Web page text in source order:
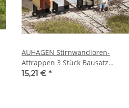
AUHAGEN Stirnwandloren-
Attrappen 3 Stück Bausatz
41704 Spur H0
15,21 € *